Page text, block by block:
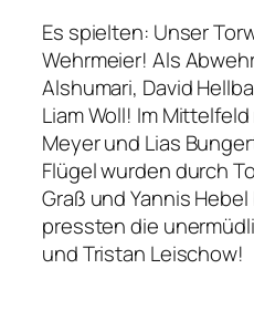
Es spielten: Unser
Wehrmeier! Als
Alshumari, David
Liam Woll! Im
Meyer und Lias
Flügel wurden durch
Graß und Yannis
pressten die
und Tristan Leischow!